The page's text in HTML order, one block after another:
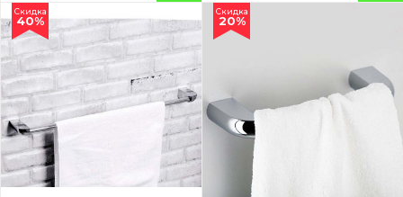
Скидка
40%
Скидка
20%